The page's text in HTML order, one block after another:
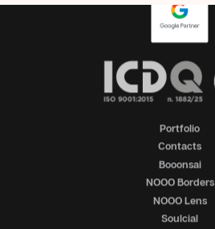
Portfolio
Contacts
Booonsai
NOOO Borders
NOOO Lens
Soulcial